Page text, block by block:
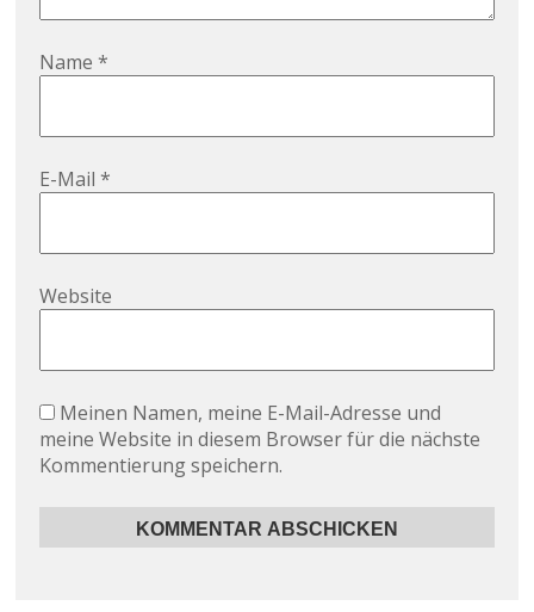
Name*
E-Mail*
Website
Meinen Namen, meine E-Mail-Adresse und
meine Website in diesem Browser für die nächste
Kommentierung speichern.